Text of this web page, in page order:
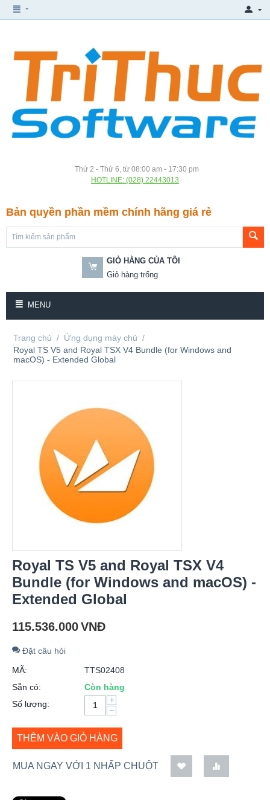
Thứ 2 - Thứ 6, từ 08:00 am - 17:30 pm
HOTLINE: (028) 22443013
Bản quyền phần mềm chính hãng giá rẻ
GIỎ HÀNG CỦA TÔI
Giỏ hàng trống
MENU
Trang chủ / Ứng dụng máy chủ /
Royal TS V5 and Royal TSX V4 Bundle (for Windows and
macOS) - Extended Global
Royal TS V5 and Royal TSX V4
Bundle (for Windows and macOS) -
Extended Global
115.536.000VNĐ
Đặt câu hỏi
MÃ:
TTS02408
Sẵn có:
Còn hàng
Số lượng:
+
−
THÊM VÀO GIỎ HÀNG
MUA NGAY VỚI 1 NHẤP CHUỘT